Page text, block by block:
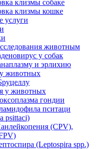
клизмы собаке
клизмы кошке
услуги
животным
у собак
и эрлихию
животных
у животных
гондии
пситаци
psittaci)
(CPV),
(Leptospira spp.)